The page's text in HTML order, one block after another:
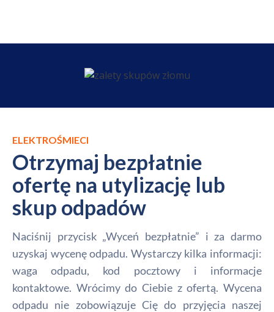
ELEKTROŚMIECI
Otrzymaj bezpłatnie
ofertę na utylizację lub
skup odpadów
Naciśnij przycisk „Wyceń bezpłatnie” i za darmo
uzyskaj wycenę odpadu. Wystarczy kilka informacji:
waga odpadu, kod pocztowy i informacje
kontaktowe. Wrócimy do Ciebie z ofertą. Wycena
odpadu nie zobowiązuje Cię do przyjęcia naszej